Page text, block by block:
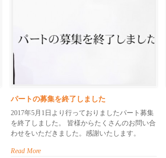
パートの募集を終了しました
2017年5月1日より行っておりましたパート募集
を終了しました。 皆様からたくさんのお問い合
わせをいただきました。感謝いたします。
Read More